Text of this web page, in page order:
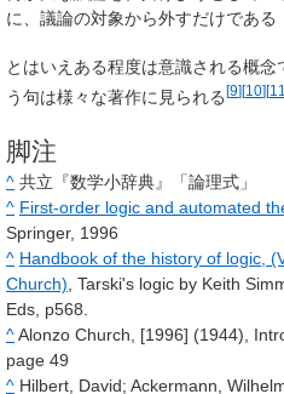
に、議論の対象から外すだけである
とはいえある程度は意識される概念
う句は様々な著作に見られる[9][10][11
脚注
^ 共立『数学小辞典』「論理式」
^ First-order logic and automated
Springer, 1996
^ Handbook of the history of logic,
Church) , Tarski's logic by Keith
Eds, p568.
^Alonzo Church, [1996] (1944),
page 49
^ Hilbert, David; Ackermann,